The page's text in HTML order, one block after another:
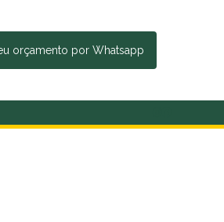
orçamento por Whatsapp